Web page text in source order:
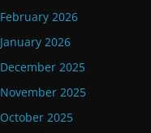
February 2026
January 2026
December 2025
November 2025
October 2025